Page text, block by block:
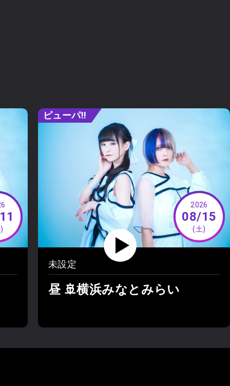
ピューパ‼︎
2026
08/15
(土)
未設定
昼 🚢横浜みなとみらい